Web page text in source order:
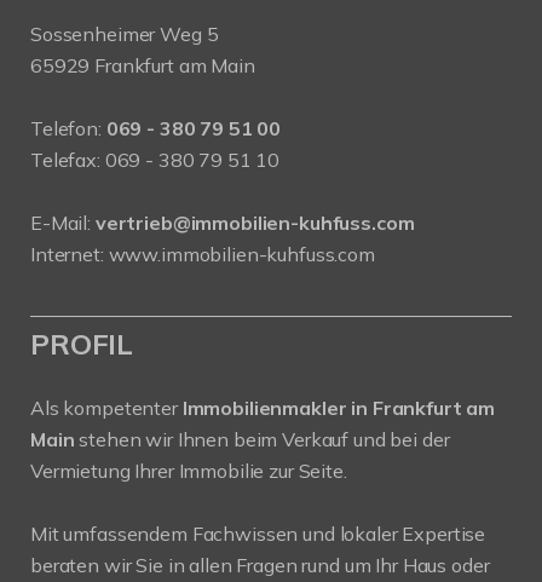
Sossenheimer Weg 5
65929 Frankfurt am Main
Telefon: 069 - 380 79 51 00
Telefax: 069 - 380 79 51 10
E-Mail: vertrieb@immobilien-kuhfuss.com
Internet: www.immobilien-kuhfuss.com
PROFIL
Als kompetenter Immobilienmakler in Frankfurt am
Main stehen wir Ihnen beim Verkauf und bei der
Vermietung Ihrer Immobilie zur Seite.
Mit umfassendem Fachwissen und lokaler Expertise
beraten wir Sie in allen Fragen rund um Ihr Haus oder